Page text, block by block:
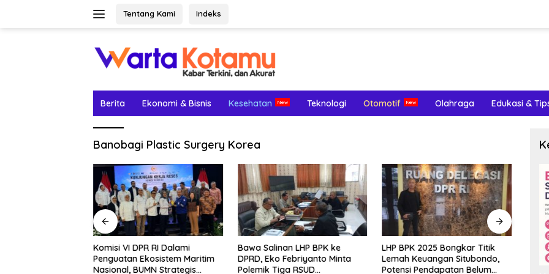
Tentang Kami Indeks
Berita Ekonomi & Bisnis Kesehatan Teknologi Otomotif Olahraga Edukasi &
Banobagi Plastic Surgery Korea
Komisi VI DPR RI Dalami
Penguatan Ekosistem Maritim
Nasional, BUMN Strategis
Bawa Salinan LHP BPK ke
DPRD, Eko Febriyanto Minta
Polemik Tiga RSUD
LHP BPK 2025 Bongkar Titik
Lemah Keuangan Situbondo,
Potensi Pendapatan Belum